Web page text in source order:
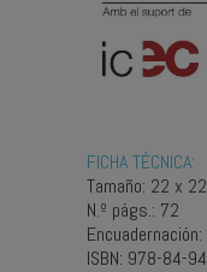
FICHA TÉCNICA:
Tamaño: 22 x
N.º págs.: 72
ISBN: 978-84-